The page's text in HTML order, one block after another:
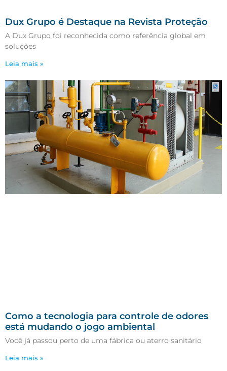
Dux Grupo é Destaque na Revista Proteção
A Dux Grupo foi reconhecida como referência global em
soluções
Leia mais »
Como a tecnologia para controle de odores
está mudando o jogo ambiental
Você já passou perto de uma fábrica ou aterro sanitário
Leia mais »